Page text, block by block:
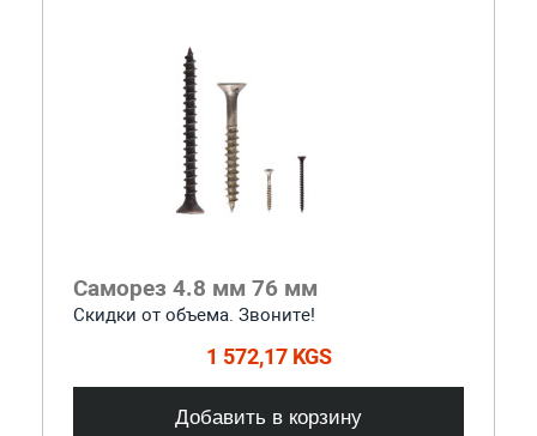
Саморез 4.8 мм 76 мм
Скидки от объема. Звоните!
1 572,17 KGS
Добавить в корзину